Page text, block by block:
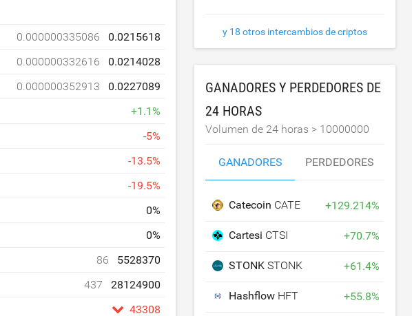
0.000000335086
0.0215618
0.000000332616
0.0214028
0.000000352913
0.0227089
+1.1%
-5%
-13.5%
-19.5%
0%
0%
86
5528370
437
28124900
43308
y 18 otros intercambios de criptos
GANADORES Y PERDEDORES DE
24 HORAS
Volumen de 24 horas > 10000000
GANADORES PERDEDORES
Catecoin CATE +129.214%
Cartesi CTSI +70.7%
STONKSTONK +61.4%
Hashflow HFT +55.8%